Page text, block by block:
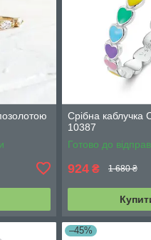
Срібна каблучка
10387
Готово до
924 ₴ 1 680 ₴
–45%